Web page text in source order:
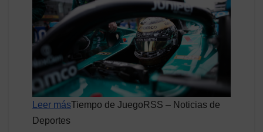
Leer másTiempo de JuegoRSS – Noticias de
Deportes